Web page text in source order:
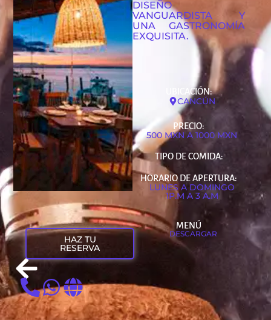
HAZ TU
RESERVA
DISEÑO
VANGUARDISTA Y
UNA GASTRONOMÍA
EXQUISITA.
UBICACIÓN:
CANCÚN
PRECIO:
500 MXN A 1000 MXN
TIPO DE COMIDA:
HORARIO DE APERTURA:
LUNES A DOMINGO
1P.M A 3 A.M
MENÚ
DESCARGAR